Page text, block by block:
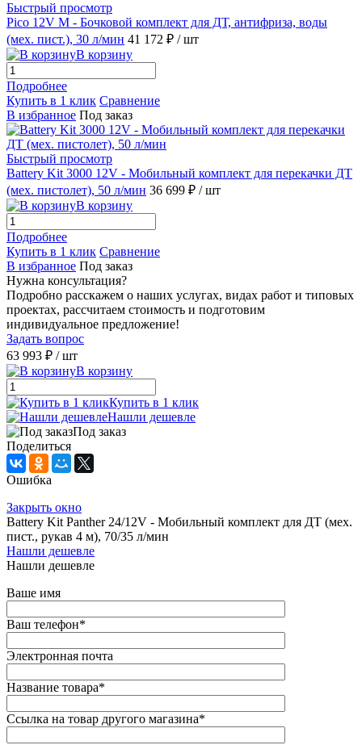
Быстрый просмотр
Pico 12V M - Бочковой комплект для ДТ, антифриза, воды
(мех. пист.), 30 л/мин 41 172 ₽ / шт
В корзину
Подробнее
Купить в 1 клик Сравнение
В избранное Под заказ
Быстрый просмотр
Battery Kit 3000 12V - Мобильный комплект для перекачки ДТ
(мех. пистолет), 50 л/мин 36 699 ₽ / шт
В корзину
Подробнее
Купить в 1 клик Сравнение
В избранное Под заказ
Нужна консультация?
Подробно расскажем о наших услугах, видах работ и типовых
проектах, рассчитаем стоимость и подготовим
индивидуальное предложение!
Задать вопрос
63 993 ₽ / шт
В корзину
Купить в 1 клик
Нашли дешевле
Под заказ
Поделиться
Ошибка
Закрыть окно
Battery Kit Panther 24/12V - Мобильный комплект для ДТ (мех.
пист., рукав 4 м), 70/35 л/мин
Нашли дешевле
Нашли дешевле
Ваше имя
Ваш телефон*
Электронная почта
Название товара*
Ссылка на товар другого магазина*